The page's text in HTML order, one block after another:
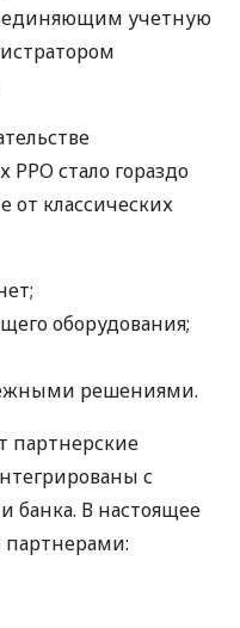
учетную
стало гораздо
от классических
оборудования;
решениями.
партнерские
с
В настоящее
партнерами: